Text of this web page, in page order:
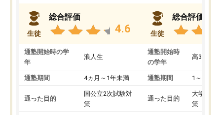
生徒
総合評価
4.6
通塾開始時の学
年
浪人生
通塾期間 4ヵ月～1年未満
通った目的
国公立2次試験対
策
生徒
総合評価
通塾開始時
の学年
高3
通塾期間 1～3ヵ月
通った目的
大学入学
策